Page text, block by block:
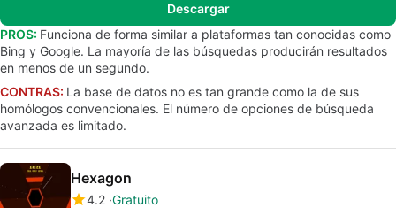
Descargar
PROS: Funciona de forma similar a plataformas tan conocidas como
Bing y Google. La mayoría de las búsquedas producirán resultados
en menos de un segundo.
CONTRAS: La base de datos no es tan grande como la de sus
homólogos convencionales. El número de opciones de búsqueda
avanzada es limitado.
Hexagon
4.2 Gratuito